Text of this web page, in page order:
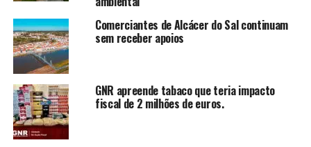
Comerciantes de Alcácer do Sal continuam
sem receber apoios
GNR apreende tabaco que teria impacto
fiscal de 2 milhões de euros.